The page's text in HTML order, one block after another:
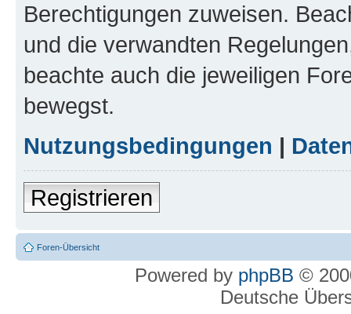
Berechtigungen zuweisen.
und die verwandten
beachte auch die jeweiligen
bewegst.
Nutzungsbedingungen |
Registrieren
Foren-Übersicht
Powered by phpBB ©
Deutsche